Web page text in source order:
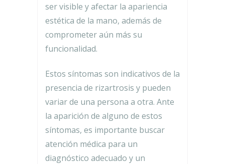
ser visible y afectar la apariencia
estética de la mano, además de
comprometer aún más su
funcionalidad.
Estos síntomas son indicativos de la
presencia de rizartrosis y pueden
variar de una persona a otra. Ante
la aparición de alguno de estos
síntomas, es importante buscar
atención médica para un
diagnóstico adecuado y un